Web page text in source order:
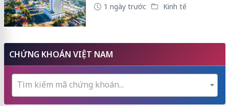
1 ngày trước Kinh tế
CHỨNG KHOÁN VIỆT NAM
Tìm kiếm mã chứng khoán...